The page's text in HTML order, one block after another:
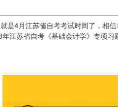
4月江苏省自考考试时间了，相信
江苏省自考《基础会计学》专项习